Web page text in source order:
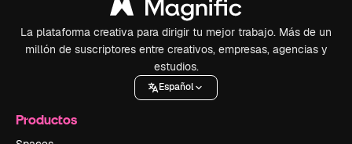
La plataforma creativa para dirigir tu mejor trabajo. Más de un
millón de suscriptores entre creativos, empresas, agencias y
estudios.
Español
Productos